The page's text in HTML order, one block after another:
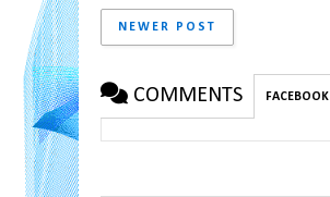
NEWER POST
COMMENTS FACEBOOK